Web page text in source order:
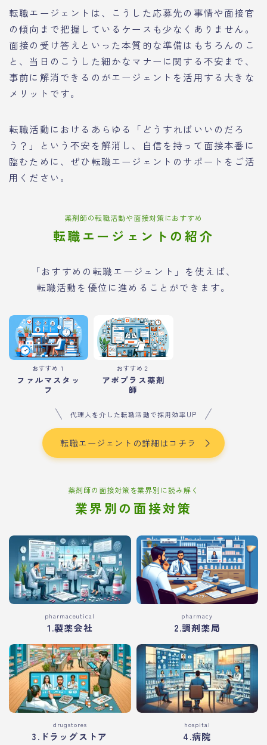
転職エージェントは、こうした応募先の事情や面接官
の傾向まで把握しているケースも少なくありません。
面接の受け答えといった本質的な準備はもちろんのこ
と、当日のこうした細かなマナーに関する不安まで、
事前に解消できるのがエージェントを活用する大きな
メリットです。
転職活動におけるあらゆる「どうすればいいのだろ
う？」という不安を解消し、自信を持って面接本番に
臨むために、ぜひ転職エージェントのサポートをご活
用ください。
薬剤師の転職活動や面接対策におすすめ
転職エージェントの紹介
「おすすめの転職エージェント」を使えば、
転職活動を優位に進めることができます。
おすすめ１
ファルマスタッ
フ
おすすめ２
アポプラス薬剤
師
代理人を介した転職活動で採用効率UP
転職エージェントの詳細はコチラ
薬剤師の面接対策を業界別に読み解く
業界別の面接対策
pharmaceutical
1.製薬会社
pharmacy
2.調剤薬局
drugstores
3.ドラッグストア
hospital
4.病院